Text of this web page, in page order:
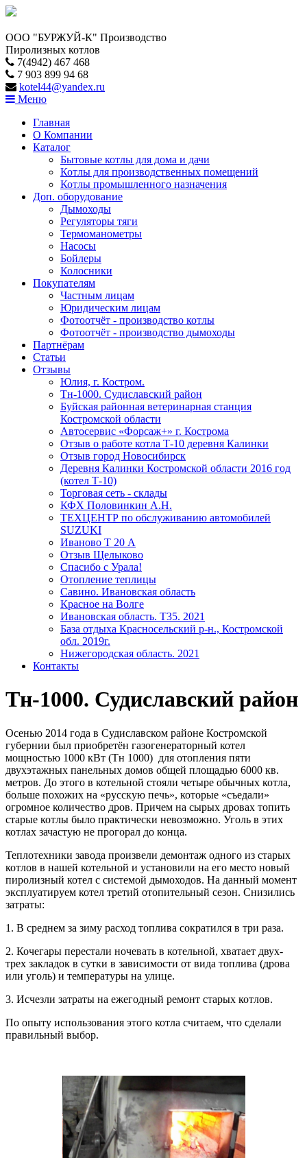
ООО "БУРЖУЙ-К" Производство
Пиролизных котлов
7(4942) 467 468
7 903 899 94 68
kotel44@yandex.ru
Меню
Главная
О Компании
Каталог
Бытовые котлы для дома и дачи
Котлы для производственных помещений
Котлы промышленного назначения
Доп. оборудование
Дымоходы
Регуляторы тяги
Термоманометры
Насосы
Бойлеры
Колосники
Покупателям
Частным лицам
Юридическим лицам
Фотоотчёт - производство котлы
Фотоотчёт - производство дымоходы
Партнёрам
Статьи
Отзывы
Юлия, г. Костром.
Тн-1000. Судиславский район
Буйская районная ветеринарная станция
Костромской области
Автосервис «Форсаж+» г. Кострома
Отзыв о работе котла Т-10 деревня Калинки
Отзыв город Новосибирск
Деревня Калинки Костромской области 2016 год
(котел Т-10)
Торговая сеть - склады
КФХ Половинкин А.Н.
ТЕХЦЕНТР по обслуживанию автомобилей
SUZUKI
Иваново Т 20 А
Отзыв Щелыково
Спасибо с Урала!
Отопление теплицы
Савино. Ивановская область
Красное на Волге
Ивановская область. T35. 2021
База отдыха Красносельский р-н., Костромской
обл. 2019г.
Нижегородская область. 2021
Контакты
Тн-1000. Судиславский район
Осенью 2014 года в Судиславском районе Костромской
губернии был приобретён газогенераторный котел
мощностью 1000 кВт (Тн 1000) для отопления пяти
двухэтажных панельных домов общей площадью 6000 кв.
метров. До этого в котельной стояли четыре обычных котла,
больше похожих на «русскую печь», которые «съедали»
огромное количество дров. Причем на сырых дровах топить
старые котлы было практически невозможно. Уголь в этих
котлах зачастую не прогорал до конца.
Теплотехники завода произвели демонтаж одного из старых
котлов в нашей котельной и установили на его место новый
пиролизный котел с системой дымоходов. На данный момент
эксплуатируем котел третий отопительный сезон. Снизились
затраты:
1. В среднем за зиму расход топлива сократился в три раза.
2. Кочегары перестали ночевать в котельной, хватает двух-
трех закладок в сутки в зависимости от вида топлива (дрова
или уголь) и температуры на улице.
3. Исчезли затраты на ежегодный ремонт старых котлов.
По опыту использования этого котла считаем, что сделали
правильный выбор.